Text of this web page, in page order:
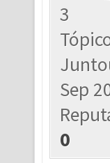
3
Sep
0